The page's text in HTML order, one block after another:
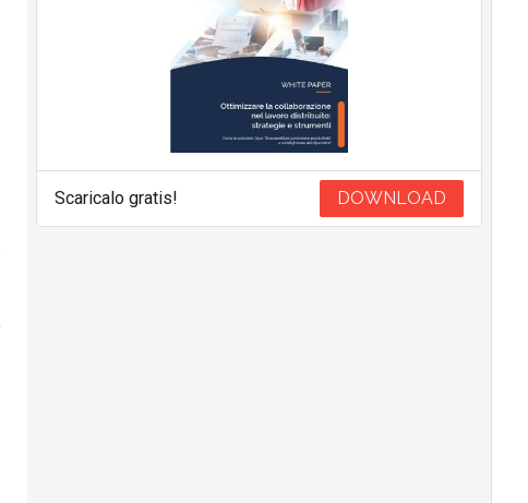
Scaricalo gratis! DOWNLOAD